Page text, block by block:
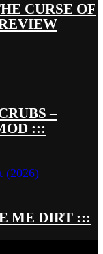
CURSE OF
–
:::
ME DIRT :::